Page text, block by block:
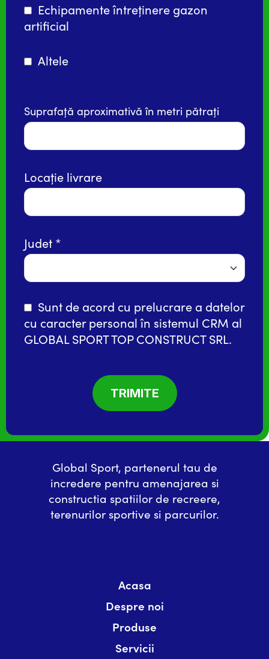
Echipamente întreținere gazon
artificial
Altele
Suprafață aproximativă în metri pătrați
Locație livrare
Judet
Sunt de acord cu prelucrare a datelor
cu caracter personal în sistemul CRM al
GLOBAL SPORT TOP CONSTRUCT SRL.
Global Sport, partenerul tau de
incredere pentru amenajarea si
constructia spatiilor de recreere,
terenurilor sportive si parcurilor.
Acasa
Despre noi
Produse
Servicii